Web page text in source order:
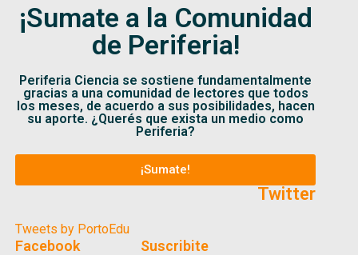
¡Sumate a la Comunidad
de Periferia!
Periferia Ciencia se sostiene fundamentalmente
gracias a una comunidad de lectores que todos
los meses, de acuerdo a sus posibilidades, hacen
su aporte. ¿Querés que exista un medio como
Periferia?
¡Sumate!
Twitter
Tweets by PortoEdu
Facebook Suscribite